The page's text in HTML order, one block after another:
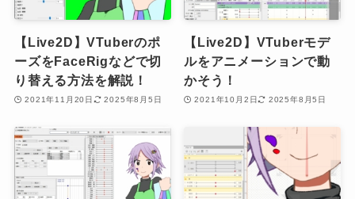
【Live2D】VTuberのポ
ーズをFaceRigなどで切
り替える方法を解説！
2021年11月20日 2025年8月5日
【Live2D】VTuberモデ
ルをアニメーションで動
かそう！
2021年10月2日 2025年8月5日